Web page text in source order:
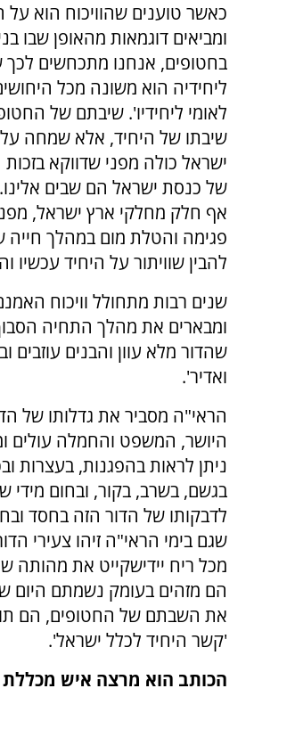
כאשר טוענים שהוויכוח הוא על
ומביאים דוגמאות מהאופן שבו
בחטופים, אנחנו מתכחשים
ליחידיה הוא משונה מכל
לאומי ליחידיו'. שיבתם של
שיבתו של היחיד, אלא שמחה
ישראל כולה מפני שדווקא
של כנסת ישראל הם שבים
אף חלק מחלקי ארץ ישראל,
פגימה והטלת מום במהלך חייה
להבין שוויתור על היחיד עכשיו
שנים רבות מתחולל וויכוח
ומבארים את מהלך התחיה
שהדור מלא עוון והבנים עוזבים
ואדיר'.
הראי"ה מסביר את גדלותו של
היושר, המשפט והחמלה עולים
ניתן לראות בהפגנות, בעצרות
בגשם, בשרב, בקור, ובחום מידי
לדבקותו של הדור הזה בחסד
שגם בימי הראי"ה זיהו צעירי
מכל ריח יידישקייט את מהותה
הם מזהים בעומק נשמתם
את השבתם של החטופים, הם
'קשר היחיד לכלל ישראל'.
הכותב הוא מרצה איש מכללת